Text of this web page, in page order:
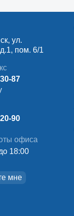
ул.
пом. 6/1
87
90
офиса
18:00
мне